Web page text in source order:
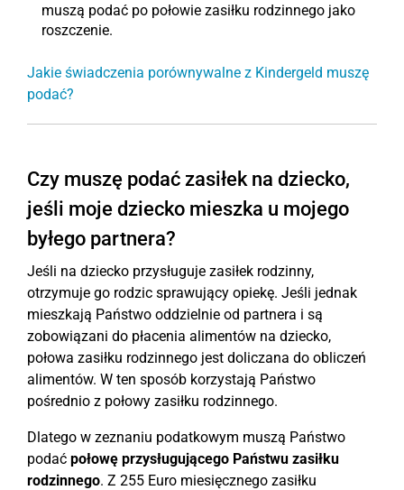
muszą podać po połowie zasiłku rodzinnego jako
roszczenie.
Jakie świadczenia porównywalne z Kindergeld muszę
podać?
Czy muszę podać zasiłek na dziecko,
jeśli moje dziecko mieszka u mojego
byłego partnera?
Jeśli na dziecko przysługuje zasiłek rodzinny,
otrzymuje go rodzic sprawujący opiekę. Jeśli jednak
mieszkają Państwo oddzielnie od partnera i są
zobowiązani do płacenia alimentów na dziecko,
połowa zasiłku rodzinnego jest doliczana do obliczeń
alimentów. W ten sposób korzystają Państwo
pośrednio z połowy zasiłku rodzinnego.
Dlatego w zeznaniu podatkowym muszą Państwo
podać połowę przysługującego Państwu zasiłku
rodzinnego. Z 255 Euro miesięcznego zasiłku